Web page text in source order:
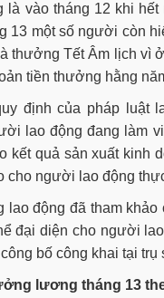
là vào tháng 12 khi
13 một số người còn
thưởng Tết Âm lịch vì
tiền thưởng hằng
định của pháp luật
lao động đang làm
kết quả sản xuất kinh
cho người lao động
động đã tham
đại diện cho người
bố công khai tại
lương tháng 13